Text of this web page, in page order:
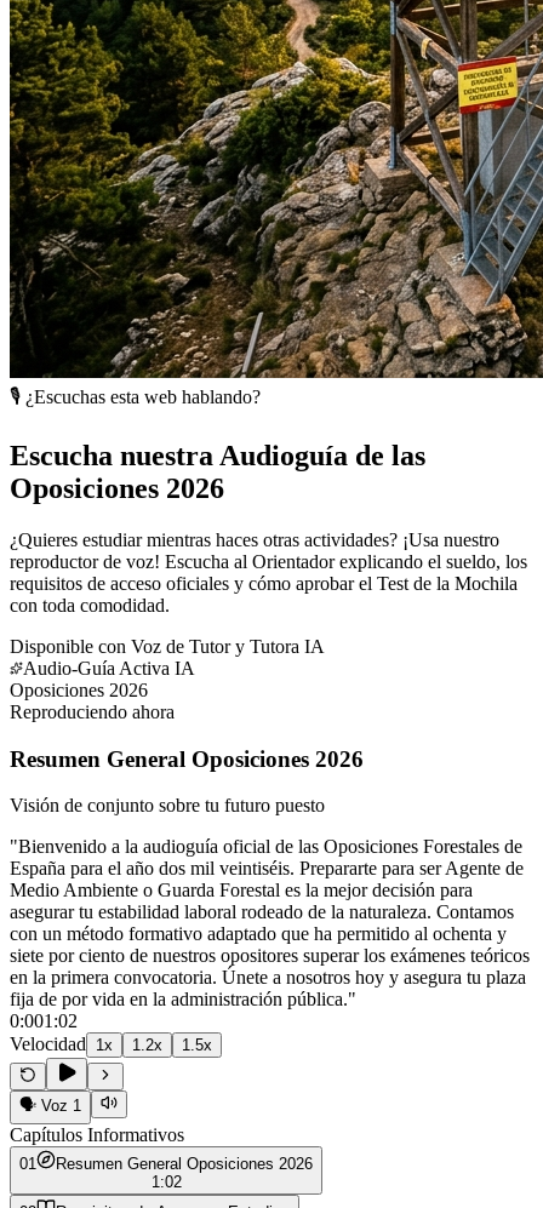
🎙️ ¿Escuchas esta web hablando?
Escucha nuestra Audioguía de las
Oposiciones 2026
¿Quieres estudiar mientras haces otras actividades? ¡Usa nuestro
reproductor de voz! Escucha al Orientador explicando el sueldo, los
requisitos de acceso oficiales y cómo aprobar el Test de la Mochila
con toda comodidad.
Disponible con Voz de Tutor y Tutora IA
Audio-Guía Activa IA
Oposiciones 2026
Reproduciendo ahora
Resumen General Oposiciones 2026
Visión de conjunto sobre tu futuro puesto
"Bienvenido a la audioguía oficial de las Oposiciones Forestales de
España para el año dos mil veintiséis. Prepararte para ser Agente de
Medio Ambiente o Guarda Forestal es la mejor decisión para
asegurar tu estabilidad laboral rodeado de la naturaleza. Contamos
con un método formativo adaptado que ha permitido al ochenta y
siete por ciento de nuestros opositores superar los exámenes teóricos
en la primera convocatoria. Únete a nosotros hoy y asegura tu plaza
fija de por vida en la administración pública."
0:001:02
Velocidad
1x 1.2x 1.5x
🗣️ Voz 1
Capítulos Informativos
01
Resumen General Oposiciones 2026
1:02